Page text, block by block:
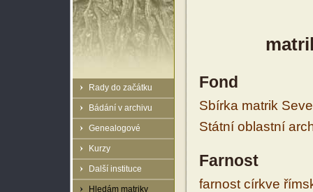
Rady do začátku
Bádání v archivu
Genealogové
Kurzy
Další instituce
Hledám matriky
Fond
Sbírka matrik
Státní oblastní
Farnost
farnost církve